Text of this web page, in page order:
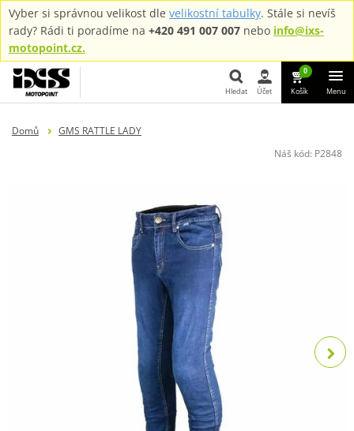
Vyber si správnou velikost dle velikostní tabulky. Stále si nevíš
rady? Rádi ti poradíme na +420 491 007 007 nebo info@ixs-
motopoint.cz.
Hledat Účet
0
Košík Menu
Domů
GMS RATTLE LADY
Náš kód: P2848